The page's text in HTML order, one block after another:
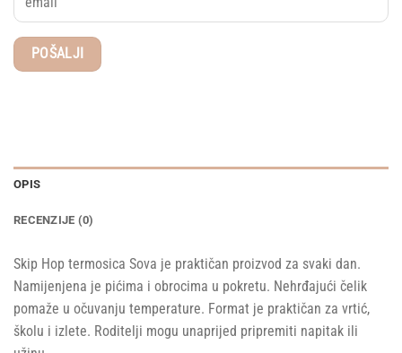
OPIS
RECENZIJE (0)
Skip Hop termosica Sova je praktičan proizvod za svaki dan.
Namijenjena je pićima i obrocima u pokretu. Nehrđajući čelik
pomaže u očuvanju temperature. Format je praktičan za vrtić,
školu i izlete. Roditelji mogu unaprijed pripremiti napitak ili